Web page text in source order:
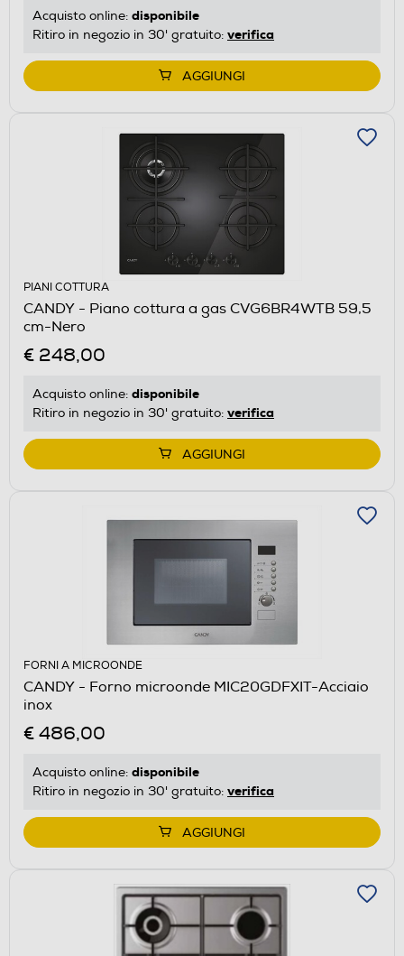
Acquisto online: disponibile
Ritiro in negozio in 30' gratuito: verifica
AGGIUNGI
PIANI COTTURA
CANDY - Piano cottura a gas CVG6BR4WTB 59,5
cm-Nero
€ 248,00
Acquisto online: disponibile
Ritiro in negozio in 30' gratuito: verifica
AGGIUNGI
FORNI A MICROONDE
CANDY - Forno microonde MIC20GDFXIT-Acciaio
inox
€ 486,00
Acquisto online: disponibile
Ritiro in negozio in 30' gratuito: verifica
AGGIUNGI